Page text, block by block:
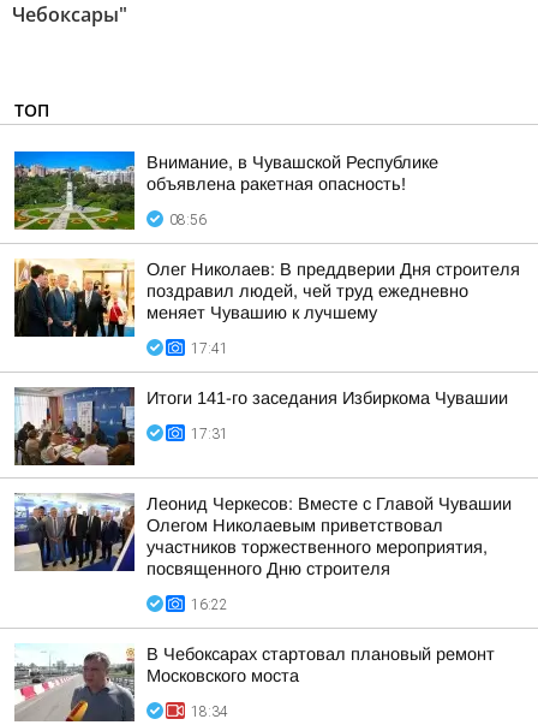
Чебоксары"
ТОП
Внимание, в Чувашской Республике
объявлена ракетная опасность!
08:56
Олег Николаев: В преддверии Дня строителя
поздравил людей, чей труд ежедневно
меняет Чувашию к лучшему
17:41
Итоги 141-го заседания Избиркома Чувашии
17:31
Леонид Черкесов: Вместе с Главой Чувашии
Олегом Николаевым приветствовал
участников торжественного мероприятия,
посвященного Дню строителя
16:22
В Чебоксарах стартовал плановый ремонт
Московского моста
18:34